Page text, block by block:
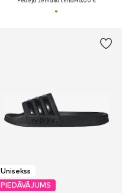
Unisekss
PIEDĀVĀJUMS